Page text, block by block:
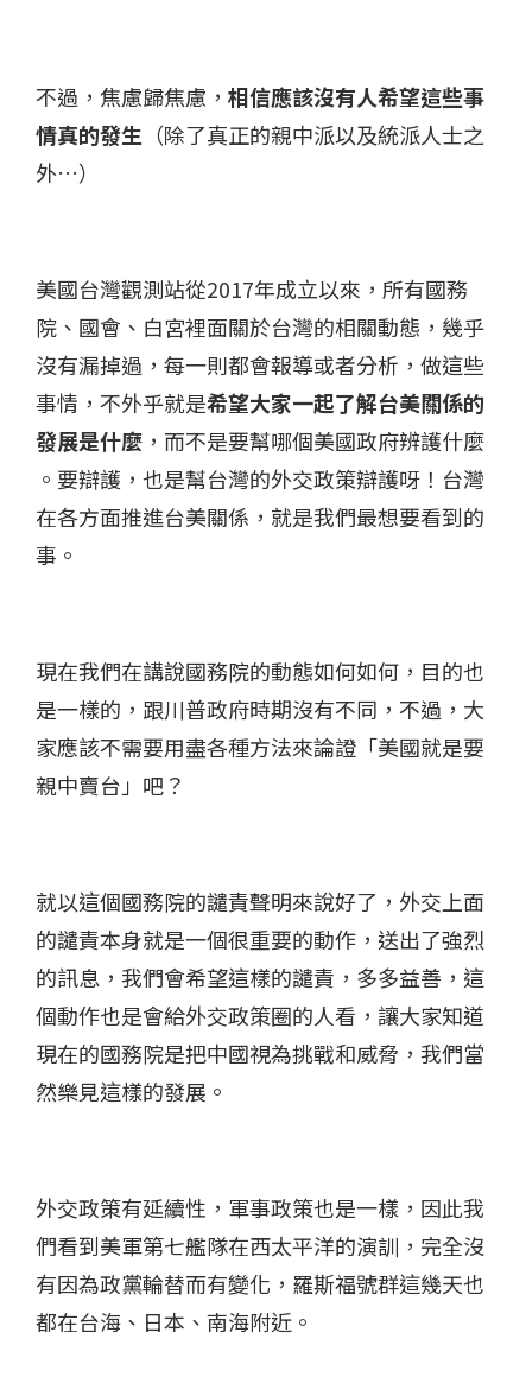
不過，焦慮歸焦慮， 相信應該沒有人希望這些事
情真的發生 （除了真正的親中派以及統派人士之
外…）​
美國台灣觀測站從2017年成立以來，所有國務
院、國會、白宮裡面關於台灣的相關動態，幾乎
沒有漏掉過，每一則都會報導或者分析​，做這些
事情，不外乎就是希望大家一起了解台美關係的
發展是什麼​ ，而不是要幫哪個美國政府辨護什麼​
。 要辯護，也是幫台灣的外交政策辯護呀​！台灣
在各方面推進台美關係，就是我們最想要看到的
事。
現在我們在講說國務院的動態如何如何​，目的也
是一樣的，跟川普政府時期沒有不同​，不過，大
家應該不需要用盡各種方法來論證「美國就是要
親中賣台」吧？​
就以這個國務院的譴責聲明來說好了​，外交上面
的譴責本身就是一個很重要的動作，送出了強烈
的訊息，我們會希望這樣的譴責，多多益善，這
個動作也是會給外交政策圈的人看​，讓大家知道
現在的國務院是把中國視為挑戰和威脅，我們當
然樂見這樣的發展。​
外交政策有延續性​，軍事政策也是一樣，因此我
們看到美軍第七艦隊在西太平洋的演訓，完全沒
有因為政黨輪替而有變化​，羅斯福號群這幾天也
都在台海、日本、南海附近​。